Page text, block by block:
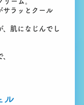
サラッとクール
、肌になじんでし
ル